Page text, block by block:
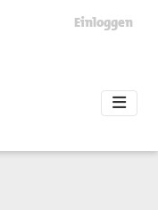
Einloggen